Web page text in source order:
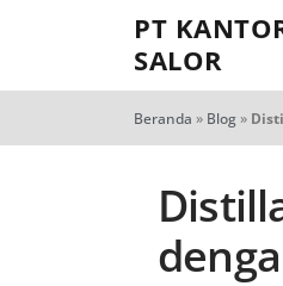
PT
SALOR
Beranda » Blog»